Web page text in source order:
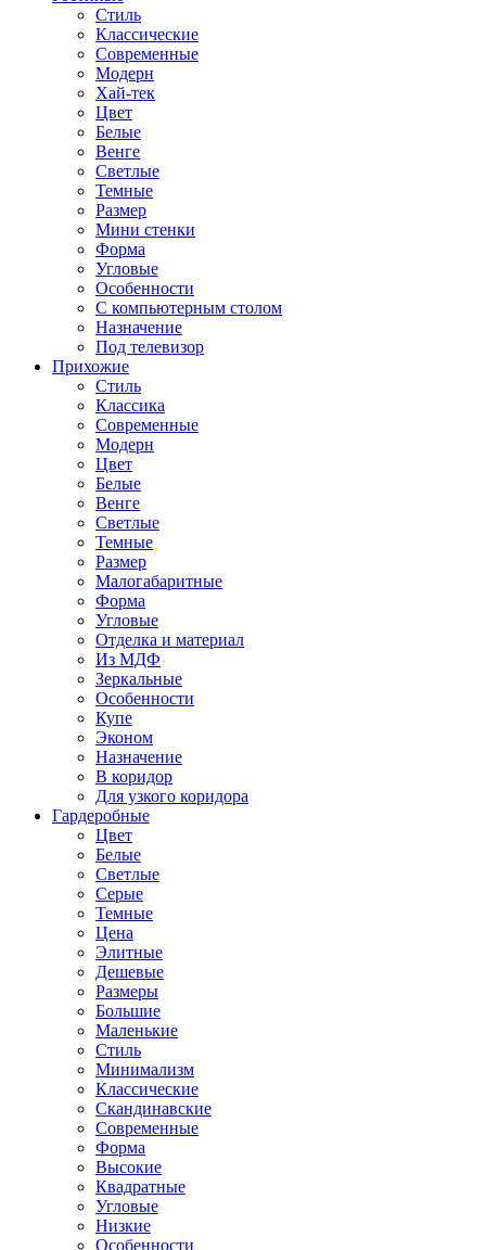
Стиль
Классические
Современные
Модерн
Хай-тек
Цвет
Белые
Венге
Светлые
Темные
Размер
Мини стенки
Форма
Угловые
Особенности
С компьютерным столом
Назначение
Под телевизор
Прихожие
Стиль
Классика
Современные
Модерн
Цвет
Белые
Венге
Светлые
Темные
Размер
Малогабаритные
Форма
Угловые
Отделка и материал
Из МДФ
Зеркальные
Особенности
Купе
Эконом
Назначение
В коридор
Для узкого коридора
Гардеробные
Цвет
Белые
Светлые
Серые
Темные
Цена
Элитные
Дешевые
Размеры
Большие
Маленькие
Стиль
Минимализм
Классические
Скандинавские
Современные
Форма
Высокие
Квадратные
Угловые
Низкие
Особенности